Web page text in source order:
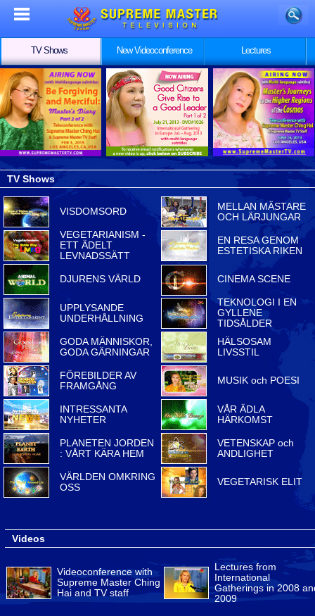
TV Shows New Videoconference Lectures
TV Shows
VISDOMSORD
MELLAN MÄSTARE
OCH LÄRJUNGAR
VEGETARIANISM -
ETT ÄDELT
LEVNADSSÄTT
EN RESA GENOM
ESTETISKA RIKEN
DJURENS VÄRLD CINEMA SCENE
UPPLYSANDE
UNDERHÅLLNING
TEKNOLOGI I EN
GYLLENE
TIDSÅLDER
GODA MÄNNISKOR,
GODA GÄRNINGAR
HÄLSOSAM
LIVSSTIL
FÖREBILDER AV
FRAMGÅNG
MUSIK och POESI
INTRESSANTA
NYHETER
VÅR ÄDLA
HÄRKOMST
PLANETEN JORDEN
: VÅRT KÄRA HEM
VETENSKAP och
ANDLIGHET
VÄRLDEN OMKRING
OSS
VEGETARISK ELIT
Videos
Videoconference with
Supreme Master Ching
Hai and TV staff
Lectures from
International
Gatherings in 2008
2009